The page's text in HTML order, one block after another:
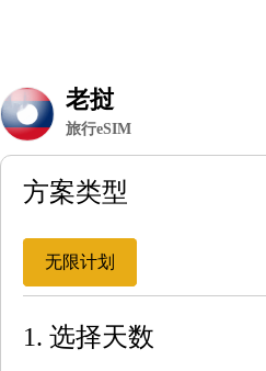
老挝
旅行eSIM
方案类型
无限计划
1. 选择天数